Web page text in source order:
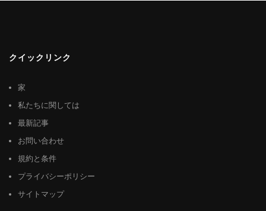
クイックリンク
家
私たちに関しては
最新記事
お問い合わせ
規約と条件
プライバシーポリシー
サイトマップ